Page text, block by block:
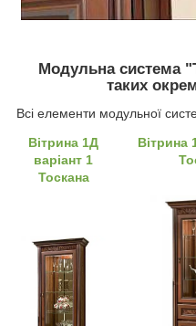
Модульна система
таких
Всі елементи модульної
Вітрина 1Д
варіант 1
Тоскана
Вітрина